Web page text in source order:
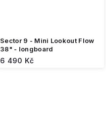
Sector 9 - Mini Lookout Flow
38" - longboard
6 490 Kč